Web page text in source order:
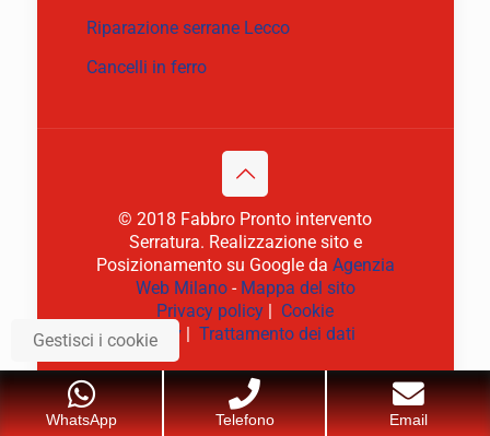
Riparazione serrane Lecco
Cancelli in ferro
© 2018 Fabbro Pronto intervento
Serratura. Realizzazione sito e
Posizionamento su Google da Agenzia
Web Milano- Mappa del sito
Privacy policy | Cookie
policy| Trattamento dei dati
WhatsApp Telefono Email
Gestisci i cookie